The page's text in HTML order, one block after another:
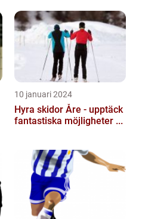
10 januari 2024
Hyra skidor Åre - upptäck
fantastiska möjligheter ...